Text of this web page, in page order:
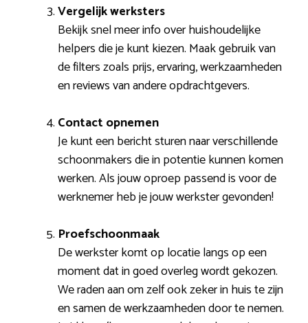
Vergelijk werksters
Bekijk snel meer info over huishoudelijke
helpers die je kunt kiezen. Maak gebruik van
de filters zoals prijs, ervaring, werkzaamheden
en reviews van andere opdrachtgevers.
Contact opnemen
Je kunt een bericht sturen naar verschillende
schoonmakers die in potentie kunnen komen
werken. Als jouw oproep passend is voor de
werknemer heb je jouw werkster gevonden!
Proefschoonmaak
De werkster komt op locatie langs op een
moment dat in goed overleg wordt gekozen.
We raden aan om zelf ook zeker in huis te zijn
en samen de werkzaamheden door te nemen.